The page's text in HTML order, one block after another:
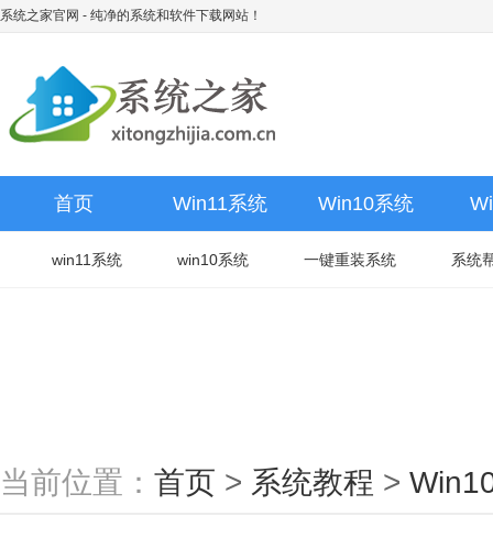
系统之家官网 - 纯净的系统和软件下载网站！
首页 Win11系统 Win10系统
win11系统 win10系统 一键重装系统 系统
当前位置： 首页 > 系统教程 >